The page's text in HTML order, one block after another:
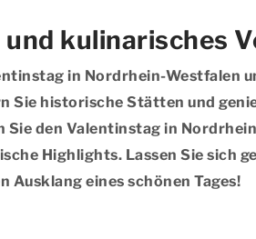
kulinarisches
in Nordrhein-Westfalen
Sie historische Stätten und
Sie den Valentinstag in
Highlights. Lassen Sie sich
Ausklang eines schönen Tages!